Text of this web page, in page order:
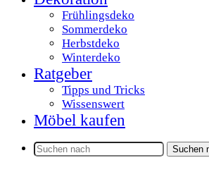
Frühlingsdeko
Sommerdeko
Herbstdeko
Winterdeko
Ratgeber
Tipps und Tricks
Wissenswert
Möbel kaufen
Suchen